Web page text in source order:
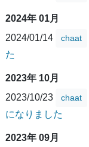
2024年 01月
2024/01/14
chaat
た
2023年 10月
2023/10/23
chaat
になりました
2023年 09月